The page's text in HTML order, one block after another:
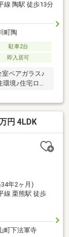
線 陶駅 徒歩13分
町陶
駐車2台
即入居可
ペアガラス♪
境♪住宅ロー
円 4LDK
年2ヶ月)
線 栗熊駅 徒歩
町下法軍寺